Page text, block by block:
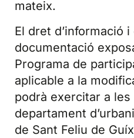
mateix.
El dret d’informació
documentació
Programa de
aplicable a la
podrà exercitar a
departament
de Sant Feliu de